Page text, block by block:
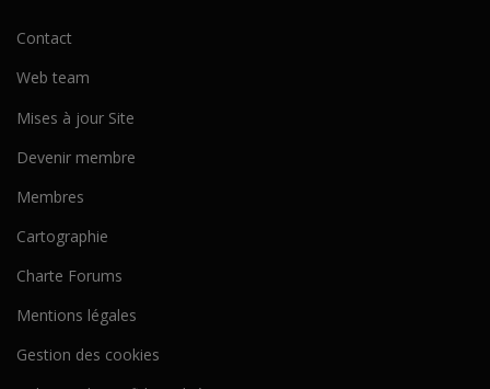
Contact
Web team
Mises à jour Site
Devenir membre
Membres
Cartographie
Charte Forums
Mentions légales
Gestion des cookies